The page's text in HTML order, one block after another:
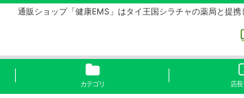
通販ショップ「健康EMS」はタイ王国シラチャの薬局と提
カテゴリ 店